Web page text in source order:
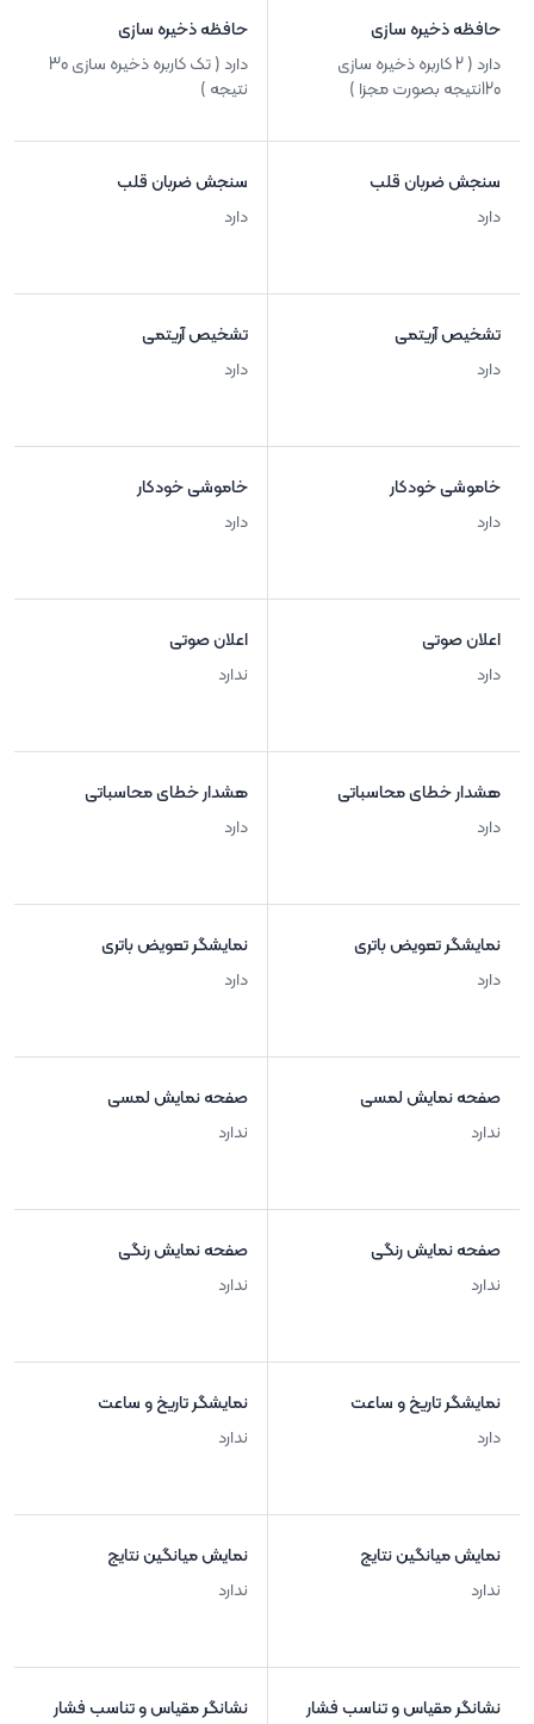
حافظه ذخیره سازی
دارد ( 2 کاربره ذخیره سازی
120نتیجه بصورت مجزا )
سنجش ضربان قلب
دارد
تشخیص آریتمی
دارد
خاموشی خودکار
دارد
اعلان صوتی
دارد
هشدار خطای محاسباتی
دارد
نمایشگر تعویض باتری
دارد
صفحه نمایش لمسی
ندارد
صفحه نمایش رنگی
ندارد
نمایشگر تاریخ و ساعت
دارد
نمایش میانگین نتایج
ندارد
نشانگر مقیاس و تناسب فشار
حافظه ذخیره سازی
دارد ( تک کاربره ذخیره سازی 30
نتیجه )
سنجش ضربان قلب
دارد
تشخیص آریتمی
دارد
خاموشی خودکار
دارد
اعلان صوتی
ندارد
هشدار خطای محاسباتی
دارد
نمایشگر تعویض باتری
دارد
صفحه نمایش لمسی
ندارد
صفحه نمایش رنگی
ندارد
نمایشگر تاریخ و ساعت
ندارد
نمایش میانگین نتایج
ندارد
نشانگر مقیاس و تناسب فشار